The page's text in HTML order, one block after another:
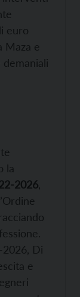
euro
Maza e
la
2026
Di
e